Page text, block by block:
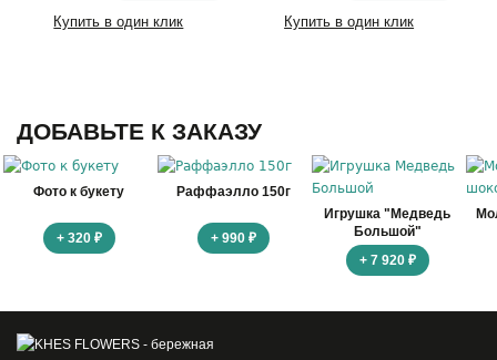
Купить в один клик Купить в один клик
ДОБАВЬТЕ К ЗАКАЗУ
Фото к букету
+ 320 ₽
Раффаэлло 150г
+ 990 ₽
Игрушка "Медведь
Большой"
+ 7 920 ₽